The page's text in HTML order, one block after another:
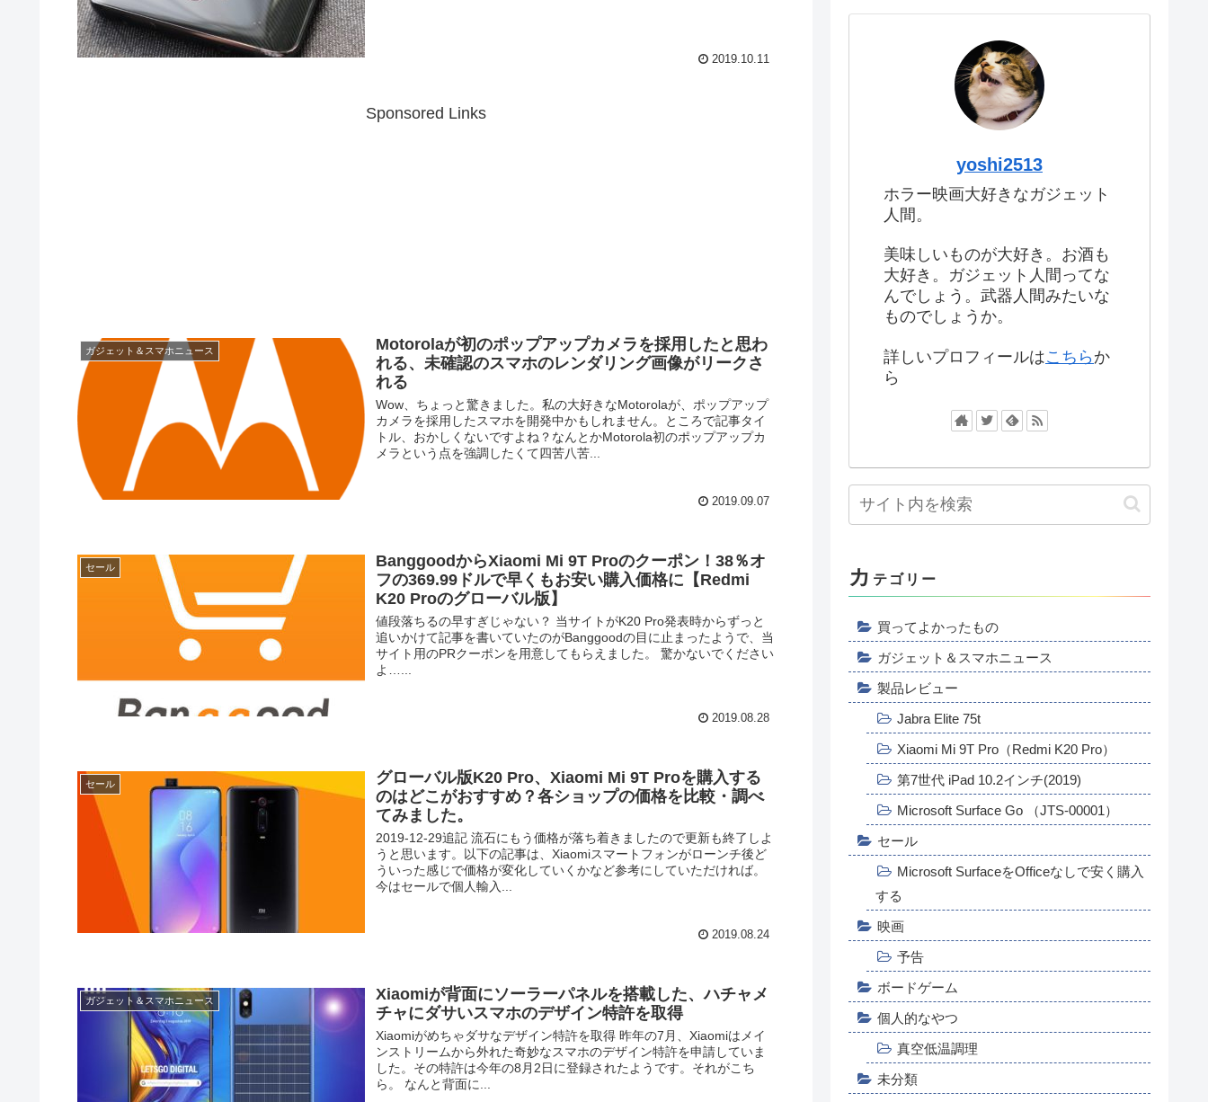
2019.10.11
Sponsored Links
ガジェット＆スマホニュース
Motorolaが初のポップアップカメラを採用したと思わ
れる、未確認のスマホのレンダリング画像がリークさ
れる
Wow、ちょっと驚きました。私の大好きなMotorolaが、ポップアップ
カメラを採用したスマホを開発中かもしれません。ところで記事タイ
トル、おかしくないですよね？なんとかMotorola初のポップアップカ
メラという点を強調したくて四苦八苦...
2019.09.07
セール
BanggoodからXiaomi Mi 9T Proのクーポン！38％オ
フの369.99ドルで早くもお安い購入価格に【Redmi
K20 Proのグローバル版】
値段落ちるの早すぎじゃない？ 当サイトがK20 Pro発表時からずっと
追いかけて記事を書いていたのがBanggoodの目に止まったようで、当
サイト用のPRクーポンを用意してもらえました。 驚かないでください
よ…...
2019.08.28
セール
グローバル版K20 Pro、Xiaomi Mi 9T Proを購入する
のはどこがおすすめ？各ショップの価格を比較・調べ
てみました。
2019-12-29追記 流石にもう価格が落ち着きましたので更新も終了しよ
うと思います。以下の記事は、Xiaomiスマートフォンがローンチ後ど
ういった感じで価格が変化していくかなど参考にしていただければ。
今はセールで個人輸入...
2019.08.24
ガジェット＆スマホニュース
Xiaomiが背面にソーラーパネルを搭載した、ハチャメ
チャにダサいスマホのデザイン特許を取得
Xiaomiがめちゃダサなデザイン特許を取得 昨年の7月、Xiaomiはメイ
ンストリームから外れた奇妙なスマホのデザイン特許を申請していま
した。その特許は今年の8月2日に登録されたようです。それがこち
ら。 なんと背面に...
yoshi2513
ホラー映画大好きなガジェット
人間。
美味しいものが大好き。お酒も
大好き。ガジェット人間ってな
んでしょう。武器人間みたいな
ものでしょうか。
詳しいプロフィールはこちら か
ら
カ テゴリー
買ってよかったもの
ガジェット＆スマホニュース
製品レビュー
Jabra Elite 75t
Xiaomi Mi 9T Pro（Redmi K20 Pro）
第7世代 iPad 10.2インチ(2019)
Microsoft Surface Go （JTS-00001）
セール
Microsoft SurfaceをOfficeなしで安く購入
する
映画
予告
ボードゲーム
個人的なやつ
真空低温調理
未分類